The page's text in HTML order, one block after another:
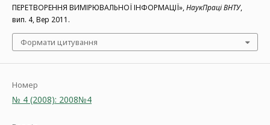
ПЕРЕТВОРЕННЯ ВИМІРЮВАЛЬНОЇ ІНФОРМАЦІЇ»,НаукПраці ВНТУ,
вип. 4, Вер 2011.
Формати цитування
Номер
№ 4 (2008): 2008№4